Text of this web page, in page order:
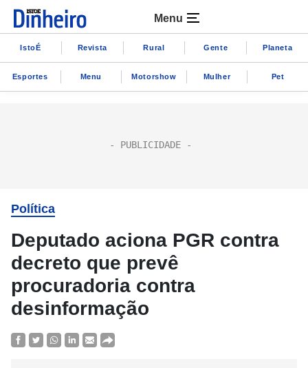
Menu
IstoÉ Revista Rural Gente Planeta
Esportes Menu Motorshow Mulher Pet
Política
Deputado aciona PGR contra
decreto que prevê
procuradoria contra
desinformação